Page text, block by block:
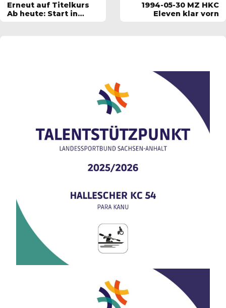
Erneut auf Titelkurs
Ab heute: Start in
1994-05-30 MZ HKC
Eleven klar vorn